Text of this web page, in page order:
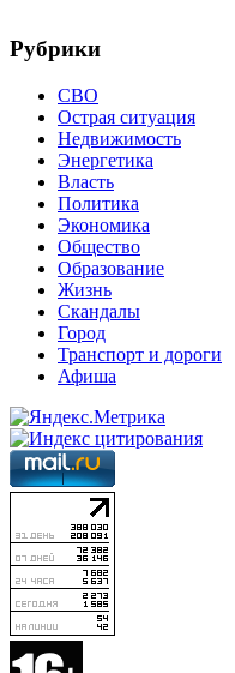
Рубрики
СВО
Острая ситуация
Недвижимость
Энергетика
Власть
Политика
Экономика
Общество
Образование
Жизнь
Скандалы
Город
Транспорт и дороги
Афиша